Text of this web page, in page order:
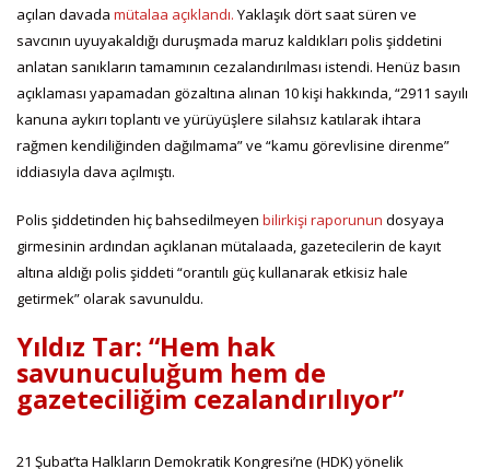
açılan davada mütalaa açıklandı. Yaklaşık dört saat süren ve
savcının uyuyakaldığı duruşmada maruz kaldıkları polis şiddetini
anlatan sanıkların tamamının cezalandırılması istendi. Henüz basın
açıklaması yapamadan gözaltına alınan 10 kişi hakkında, “2911 sayılı
kanuna aykırı toplantı ve yürüyüşlere silahsız katılarak ihtara
rağmen kendiliğinden dağılmama” ve “kamu görevlisine direnme”
iddiasıyla dava açılmıştı.
Polis şiddetinden hiç bahsedilmeyen bilirkişi raporunun dosyaya
girmesinin ardından açıklanan mütalaada, gazetecilerin de kayıt
altına aldığı polis şiddeti “orantılı güç kullanarak etkisiz hale
getirmek” olarak savunuldu.
Yıldız Tar: “Hem hak
savunuculuğum hem de
gazeteciliğim cezalandırılıyor”
21 Şubat’ta Halkların Demokratik Kongresi’ne (HDK) yönelik